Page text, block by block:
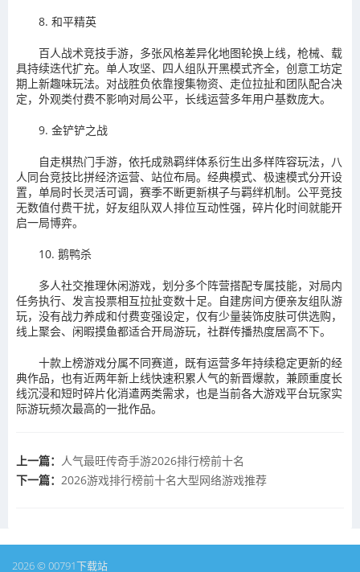
8. 和平精英
百人战术竞技手游，多张风格差异化地图轮换上线，枪械、载
具持续迭代扩充。单人攻坚、四人组队开黑模式齐全，创意工坊定
期上新趣味玩法。对战胜负依靠搜集物资、走位拉扯和团队配合决
定，外观类付费不影响对局公平，长线运营多年用户基数庞大。
9. 金铲铲之战
自走棋热门手游，依托成熟羁绊体系衍生出多样阵容玩法，八
人同台竞技比拼经济运营、站位布局。经典模式、极速模式分开设
置，单局时长灵活可调，赛季不断更新棋子与羁绊机制。公平竞技
无数值付费干扰，好友组队双人排位互动性强，碎片化时间就能开
启一局博弈。
10. 鹅鸭杀
多人社交推理休闲游戏，划分多个阵营搭配专属技能，对局内
任务执行、发言投票相互拉扯变数十足。自建房间方便亲友组队游
玩，没有战力养成和付费变强设定，仅有少量装饰皮肤可供选购，
线上聚会、闲暇摸鱼都适合开局游玩，社群传播热度居高不下。
十款上榜游戏分属不同赛道，既有运营多年持续稳定更新的经
典作品，也有近两年新上线快速积累人气的新晋爆款，兼顾重度长
线沉浸和短时碎片化消遣两类需求，也是当前各大游戏平台玩家实
际游玩频次最高的一批作品。
上一篇： 人气最旺传奇手游2026排行榜前十名
下一篇： 2026游戏排行榜前十名大型网络游戏推荐
2026 © 00791下载站